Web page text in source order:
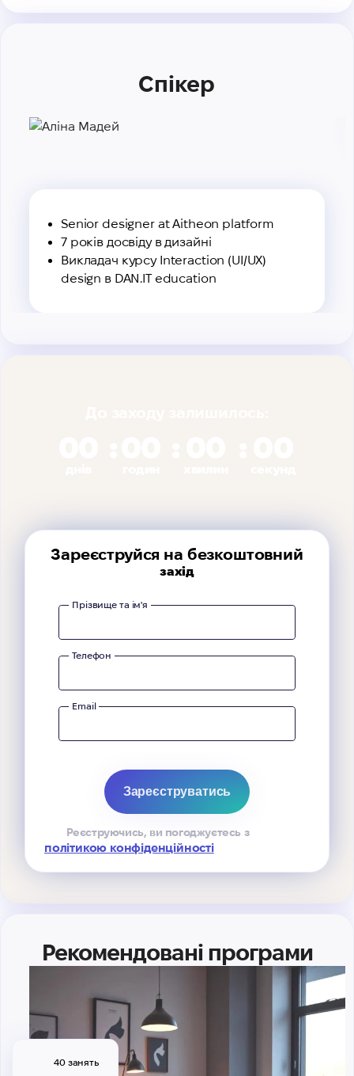
Спікер
Senior designer at Aitheon platform
7 років досвіду в дизайні
Викладач курсу Interaction (UI/UX)
design в DAN.IT education
Зареєструйся на безкоштовний
захід
Прізвище та ім'я
Телефон
Email
Реєструючись, ви погоджуєтесь з
політикою конфіденційності
Рекомендовані програми
40 занять